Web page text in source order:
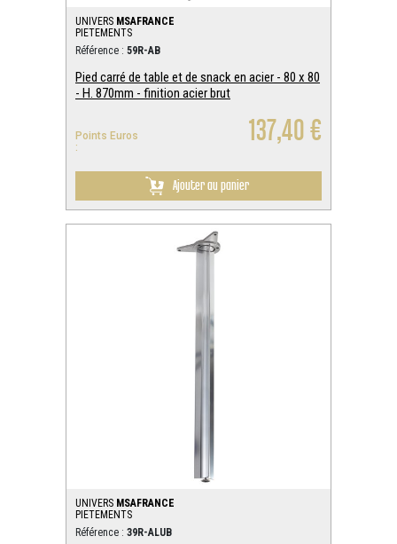
UNIVERS MSAFRANCE
PIETEMENTS
Référence : 59R-AB
Pied carré de table et de snack en acier - 80 x 80
- H. 870mm - finition acier brut
Points Euros
:
137,40 €
Ajouter au panier
UNIVERS MSAFRANCE
PIETEMENTS
Référence : 39R-ALUB